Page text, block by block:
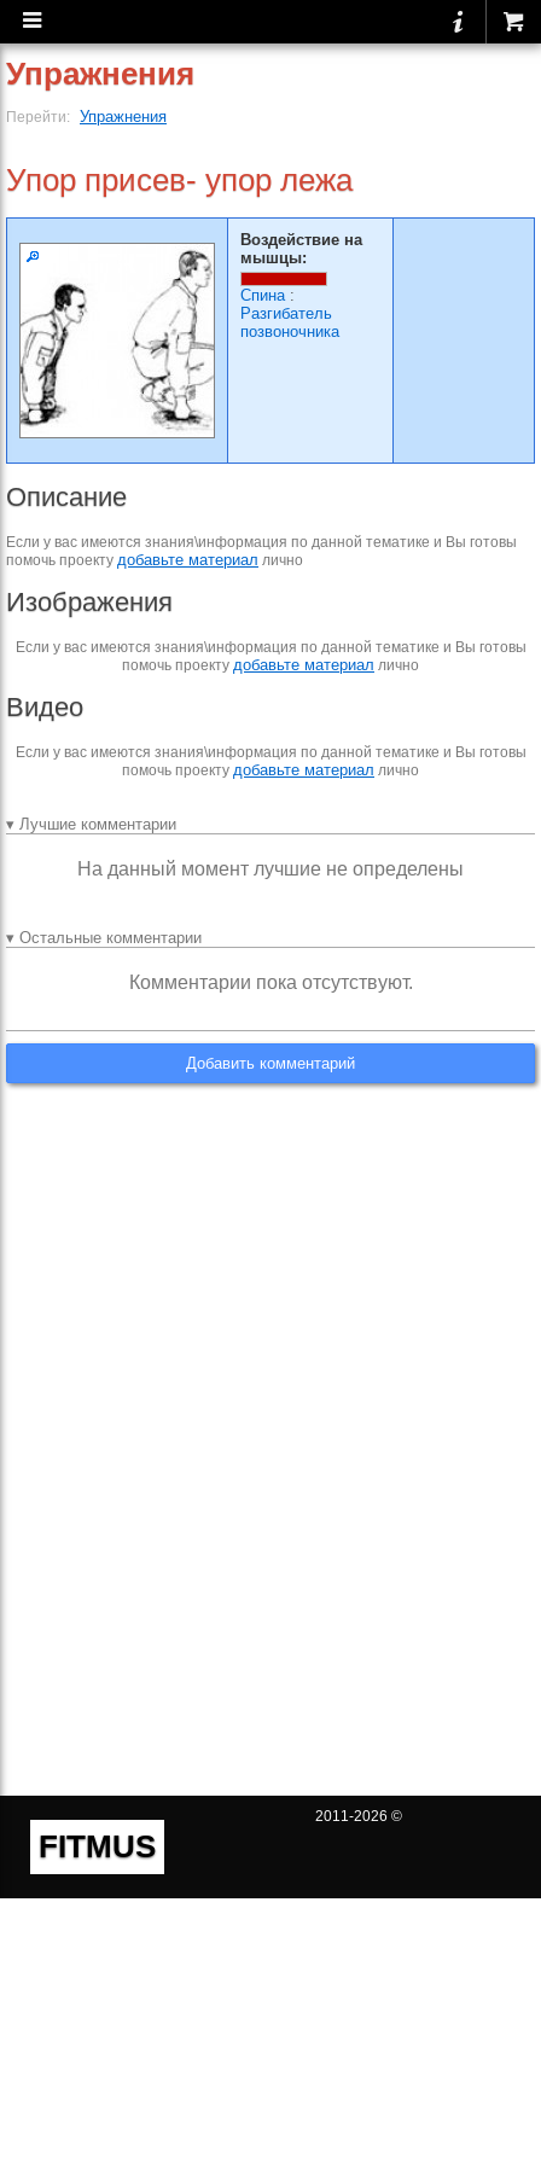
Упражнения
Перейти: Упражнения
Упор присев- упор лежа
Воздействие на
мышцы:
Спина:
Разгибатель
позвоночника
Описание
Если у вас имеются знания\информация по данной тематике и Вы готовы
помочь проекту добавьте материал лично
Изображения
Если у вас имеются знания\информация по данной тематике и Вы готовы
помочь проекту добавьте материал лично
Видео
Если у вас имеются знания\информация по данной тематике и Вы готовы
помочь проекту добавьте материал лично
▾ Лучшие комментарии
На данный момент лучшие не определены
▾ Остальные комментарии
Комментарии пока отсутствуют.
Добавить комментарий
FITMUS
2011-2026 ©